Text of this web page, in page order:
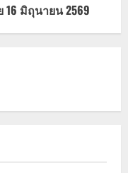
มิถุนายน 2569